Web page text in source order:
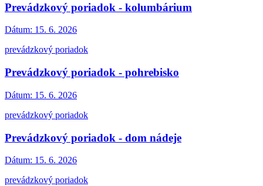
Prevádzkový poriadok - kolumbárium
Dátum: 15. 6. 2026
prevádzkový poriadok
Prevádzkový poriadok - pohrebisko
Dátum: 15. 6. 2026
prevádzkový poriadok
Prevádzkový poriadok - dom nádeje
Dátum: 15. 6. 2026
prevádzkový poriadok